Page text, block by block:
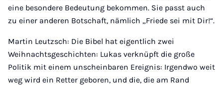
eine besondere Bedeutung bekommen. Sie passt auch
zu einer anderen Botschaft, nämlich „Friede sei mit Dir!“.
Martin Leutzsch: Die Bibel hat eigentlich zwei
Weihnachtsgeschichten: Lukas verknüpft die große
Politik mit einem unscheinbaren Ereignis: Irgendwo weit
weg wird ein Retter geboren, und die, die am Rand